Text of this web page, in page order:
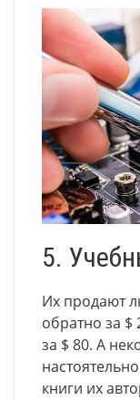
5.
Их продают
обратно за
за $ 80. А
книги их